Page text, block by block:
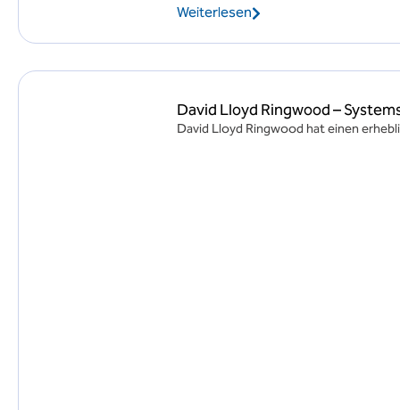
Weiterlesen
David Lloyd Ringwood –
David Lloyd Ringwood hat einen